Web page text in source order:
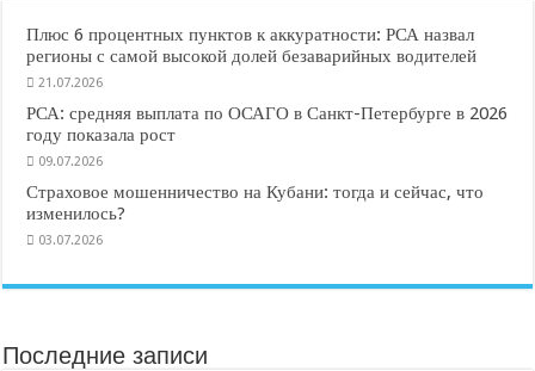
Плюс 6 процентных пунктов к аккуратности: РСА назвал
регионы с самой высокой долей безаварийных водителей
21.07.2026
РСА: средняя выплата по ОСАГО в Санкт-Петербурге в 2026
году показала рост
09.07.2026
Страховое мошенничество на Кубани: тогда и сейчас, что
изменилось?
03.07.2026
Последние записи